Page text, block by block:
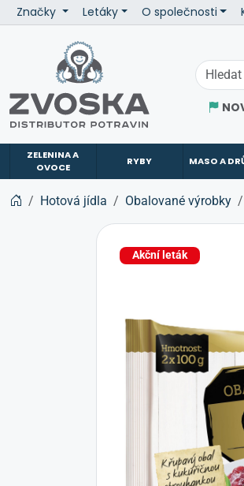
Značky Letáky O společnosti
ZELENINA A
OVOCE
RYBY MASO A
Hotová jídla Obalované výrobky
Akční leták